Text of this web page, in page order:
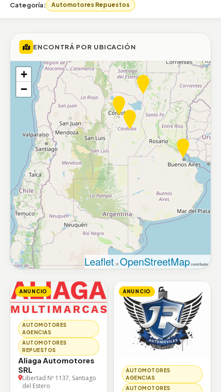
Categoría: Automotores Repuestos
ENCONTRÁ POR UBICACIÓN
+
−
Leaflet , ©OpenStreetMapcontributors
ANUNCIO
AUTOMOTORES
AGENCIAS
AUTOMOTORES
REPUESTOS
Aliaga Automotores
SRL
Libertad Nº 1137, Santiago
del Estero
ANUNCIO
AUTOMOTORES
AGENCIAS
AUTOMOTORES